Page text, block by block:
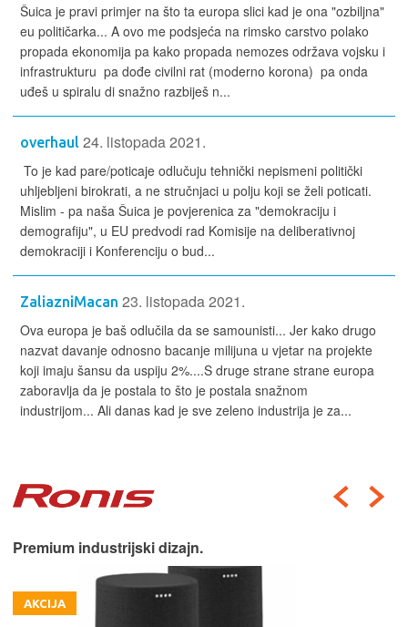
Šuica je pravi primjer na što ta europa slici kad je ona "ozbiljna"
eu političarka... A ovo me podsjeća na rimsko carstvo polako
propada ekonomija pa kako propada nemozes održava vojsku i
infrastrukturu pa dođe civilni rat (moderno korona) pa onda
uđeš u spiralu di snažno razbiješ n...
overhaul 24. listopada 2021.
To je kad pare/poticaje odlučuju tehnički nepismeni politički
uhljebljeni birokrati, a ne stručnjaci u polju koji se želi poticati.
Mislim - pa naša Šuica je povjerenica za "demokraciju i
demografiju", u EU predvodi rad Komisije na deliberativnoj
demokraciji i Konferenciju o bud...
ZaliazniMacan 23. listopada 2021.
Ova europa je baš odlučila da se samounisti... Jer kako drugo
nazvat davanje odnosno bacanje milijuna u vjetar na projekte
koji imaju šansu da uspiju 2%....S druge strane strane europa
zaboravlja da je postala to što je postala snažnom
industrijom... Ali danas kad je sve zeleno industrija je za...
Premium industrijski dizajn.
AKCIJA